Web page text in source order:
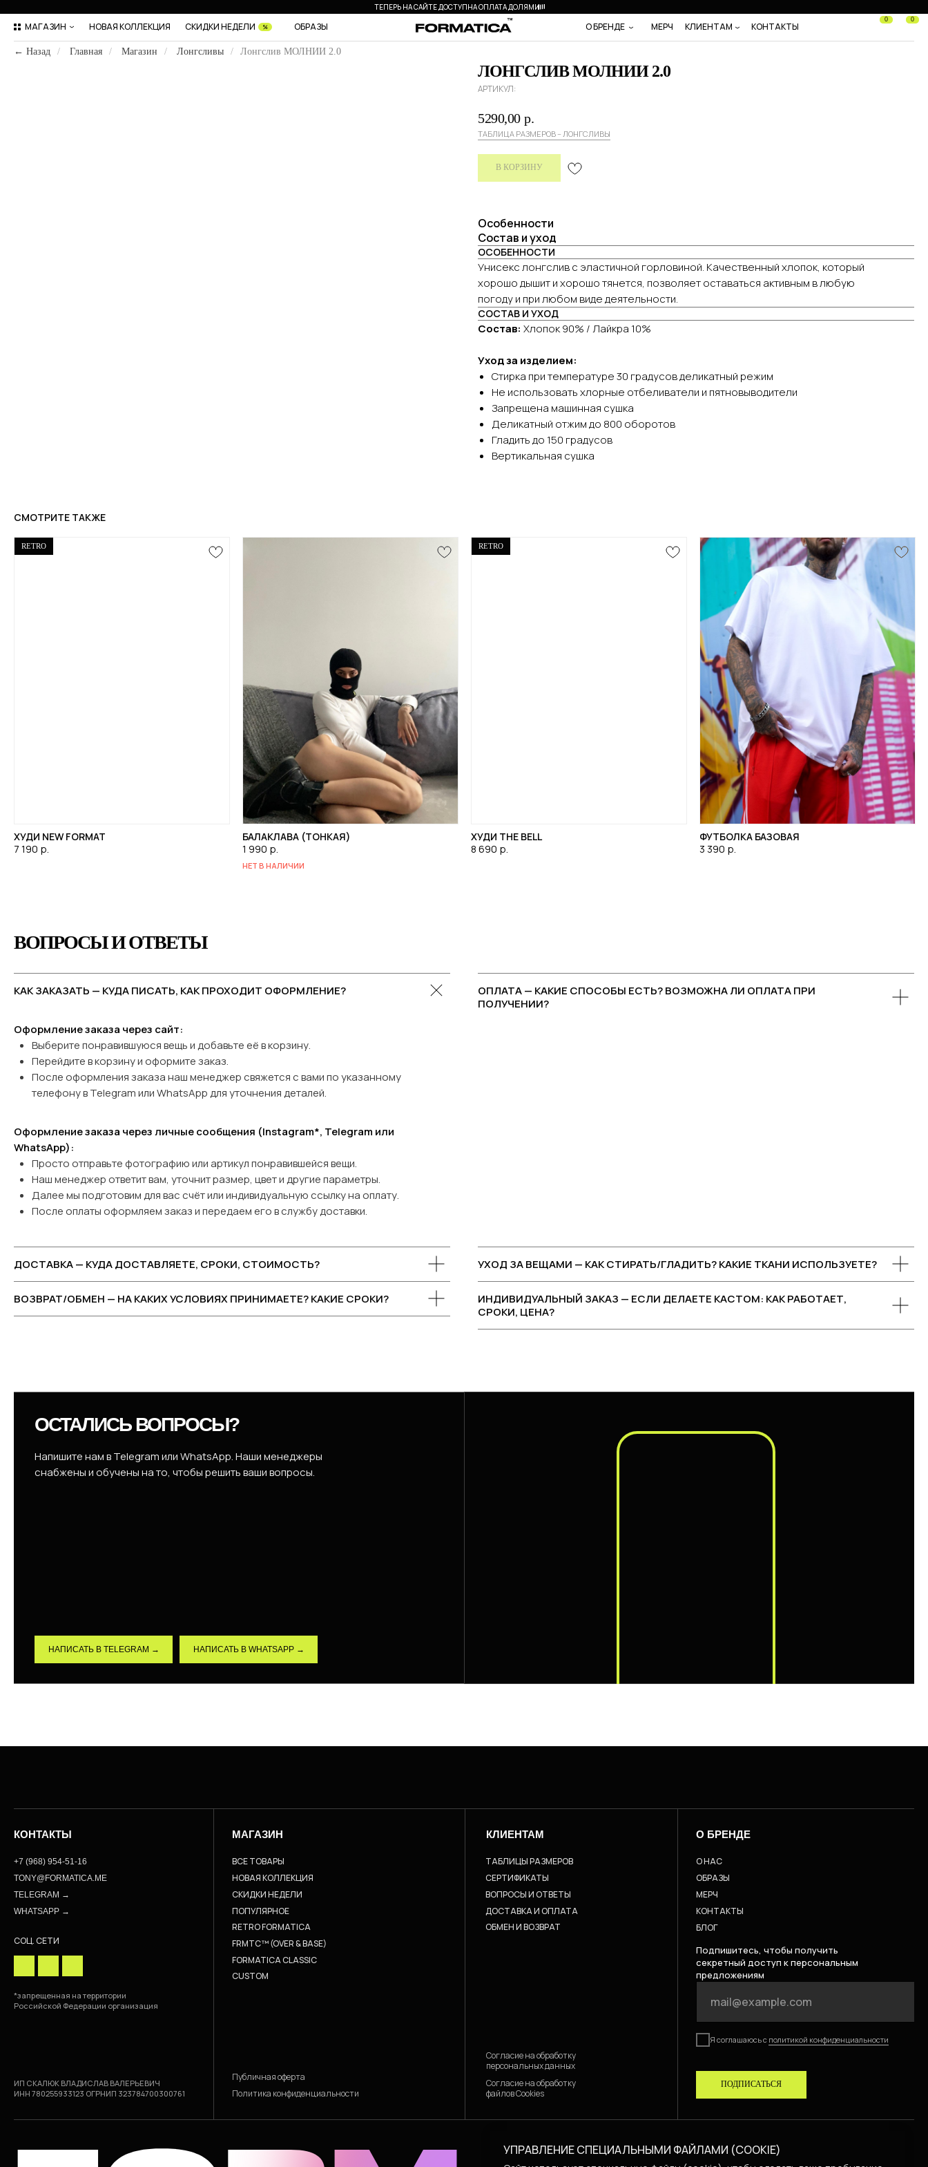
УПРАВЛЕНИЕ СПЕЦИАЛЬНЫМИ ФАЙЛАМИ (COOKIE)
ТЕПЕРЬ НА САЙТЕ ДОСТУПНА ОПЛАТА ДОЛЯМИ
0 0
%
МАГАЗИН НОВАЯ КОЛЛЕКЦИЯ СКИДКИ НЕДЕЛИ ОБРАЗЫ О БРЕНДЕ КЛИЕНТАМ
МЕРЧ КОНТАКТЫ
← Назад / Главная / Магазин / Лонгсливы / Лонгслив МОЛНИИ 2.0
ЛОНГСЛИВ МОЛНИИ 2.0
АРТИКУЛ:
5290,00 р.
ТАБЛИЦА РАЗМЕРОВ – ЛОНГСЛИВЫ
В КОРЗИНУ
Особенности
Состав и уход
ОСОБЕННОСТИ
Унисекс лонгслив с эластичной горловиной. Качественный хлопок, который
хорошо дышит и хорошо тянется, позволяет оставаться активным в любую
погоду и при любом виде деятельности.
СОСТАВ И УХОД
Состав: Хлопок 90% / Лайкра 10%
Уход за изделием:
Стирка при температуре 30 градусов деликатный режим
Не использовать хлорные отбеливатели и пятновыводители
Запрещена машинная сушка
Деликатный отжим до 800 оборотов
Гладить до 150 градусов
Вертикальная сушка
СМОТРИТЕ ТАКЖЕ
RETRO
ХУДИ NEW FORMAT
7 190 р.
БАЛАКЛАВА (ТОНКАЯ)
1 990 р.
НЕТ В НАЛИЧИИ
RETRO
ХУДИ THE BELL
8 690 р.
ФУТБОЛКА БАЗОВАЯ
3 390 р.
ВОПРОСЫ И ОТВЕТЫ
КАК ЗАКАЗАТЬ — КУДА ПИСАТЬ, КАК ПРОХОДИТ ОФОРМЛЕНИЕ?
Оформление заказа через сайт:
Выберите понравившуюся вещь и добавьте её в корзину.
Перейдите в корзину и оформите заказ.
После оформления заказа наш менеджер свяжется с вами по указанному
телефону в Telegram или WhatsAppдля уточнения деталей.
Оформление заказа через личные сообщения (Instagram*, Telegram или
WhatsApp):
Просто отправьте фотографию или артикул понравившейся вещи.
Наш менеджер ответит вам, уточнит размер, цвет и другие параметры.
Далее мы подготовим для вас счёт или индивидуальную ссылку на оплату.
После оплаты оформляем заказ и передаем его в службу доставки.
ОПЛАТА — КАКИЕ СПОСОБЫ ЕСТЬ? ВОЗМОЖНА ЛИ ОПЛАТА ПРИ
ПОЛУЧЕНИИ?
ДОСТАВКА — КУДА ДОСТАВЛЯЕТЕ, СРОКИ, СТОИМОСТЬ? УХОД ЗА ВЕЩАМИ — КАК СТИРАТЬ/ГЛАДИТЬ? КАКИЕ ТКАНИ ИСПОЛЬЗУЕТЕ?
ВОЗВРАТ/ОБМЕН — НА КАКИХ УСЛОВИЯХ ПРИНИМАЕТЕ? КАКИЕ СРОКИ?
ИНДИВИДУАЛЬНЫЙ ЗАКАЗ — ЕСЛИ ДЕЛАЕТЕ КАСТОМ: КАК РАБОТАЕТ,
СРОКИ, ЦЕНА?
Напишите нам в Telegram или WhatsApp. Наши менеджеры
снабжены и обучены на то, чтобы решить ваши вопросы.
ОСТАЛИСЬ ВОПРОСЫ?
НАПИСАТЬ В TELEGRAM → НАПИСАТЬ В WHATSAPP →
Я соглашаюсь с политикой конфиденциальности
ПОДПИСАТЬСЯ
СКИДКИ НЕДЕЛИ
ПОПУЛЯРНОЕ
CUSTOM
FORMATICA CLASSIC
FRMTC™ (OVER & BASE)
RETRO FORMATICA
ВСЕ ТОВАРЫ
НОВАЯ КОЛЛЕКЦИЯ
TONY@FORMATICA.ME
+7 (968) 954-51-16
WHATSAPP →
TELEGRAM →
КОНТАКТЫ
ОБРАЗЫ
О НАС
КОНТАКТЫ
МЕРЧ
БЛОГ
МАГАЗИН КЛИЕНТАМ
СЕРТИФИКАТЫ
ТАБЛИЦЫ РАЗМЕРОВ
ОБМЕН И ВОЗВРАТ
СОЦ. СЕТИ
ИП СКАЛЮК ВЛАДИСЛАВ ВАЛЕРЬЕВИЧ
ИНН 780255933123 ОГРНИП 323784700300761
Подпишитесь, чтобы получить
секретный доступ к персональным
предложениям
*запрещенная на территории
Российской Федерации организация
ДОСТАВКА И ОПЛАТА
Публичная оферта
Политика конфиденциальности
Согласие на обработку
файлов Cookies
Согласие на обработку
персональных данных
ВОПРОСЫ И ОТВЕТЫ
О БРЕНДЕ